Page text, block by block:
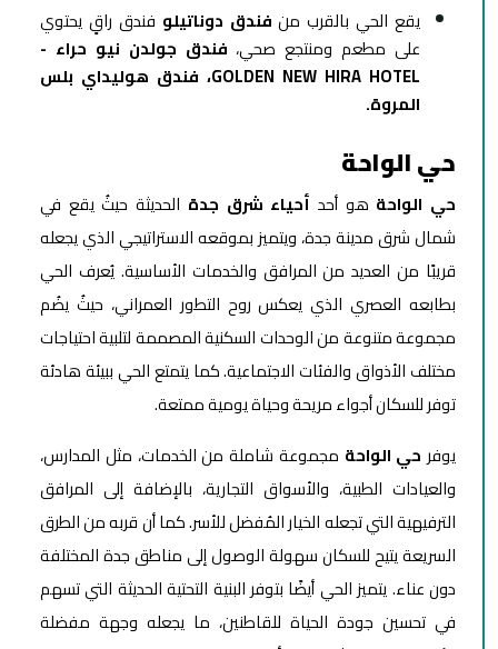
يقع الحي بالقرب من فندق دوناتيلو فندق راقٍ يحتوي
على مطعم ومنتجع صحي، فندق جولدن نيو حراء -
GOLDEN NEW HIRA HOTEL، فندق هوليداي بلس
المروة.
حي الواحة
حي الواحة هو أحد أحياء شرق جدة الحديثة حيثُ يقع في
شمال شرق مدينة جدة، ويتميز بموقعه الاستراتيجي الذي يجعله
قريبًا من العديد من المرافق والخدمات الأساسية. يُعرف الحي
بطابعه العصري الذي يعكس روح التطور العمراني، حيثُ يضُم
مجموعة متنوعة من الوحدات السكنية المصممة لتلبية احتياجات
مختلف الأذواق والفئات الاجتماعية. كما يتمتع الحي ببيئة هادئة
توفر للسكان أجواء مريحة وحياة يومية ممتعة.
يوفر حي الواحة مجموعة شاملة من الخدمات، مثل المدارس،
والعيادات الطبية، والأسواق التجارية، بالإضافة إلى المرافق
الترفيهية التي تجعله الخيار المُفضل للأسر. كما أن قربه من الطرق
السريعة يتيح للسكان سهولة الوصول إلى مناطق جدة المختلفة
دون عناء. يتميز الحي أيضًا بتوفر البنية التحتية الحديثة التي تسهم
في تحسين جودة الحياة للقاطنين، ما يجعله وجهة مفضلة